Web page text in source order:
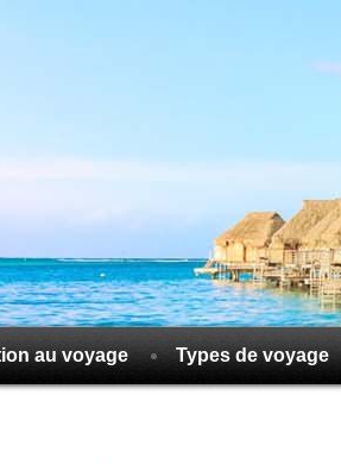
au voyage Types de voyage